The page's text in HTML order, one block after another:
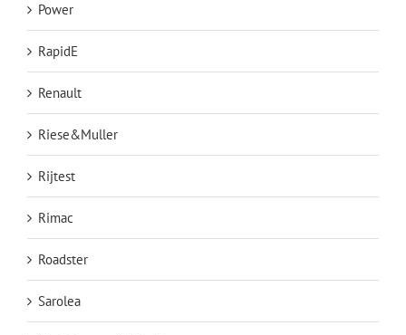
Power
RapidE
Renault
Riese&Muller
Rijtest
Rimac
Roadster
Sarolea